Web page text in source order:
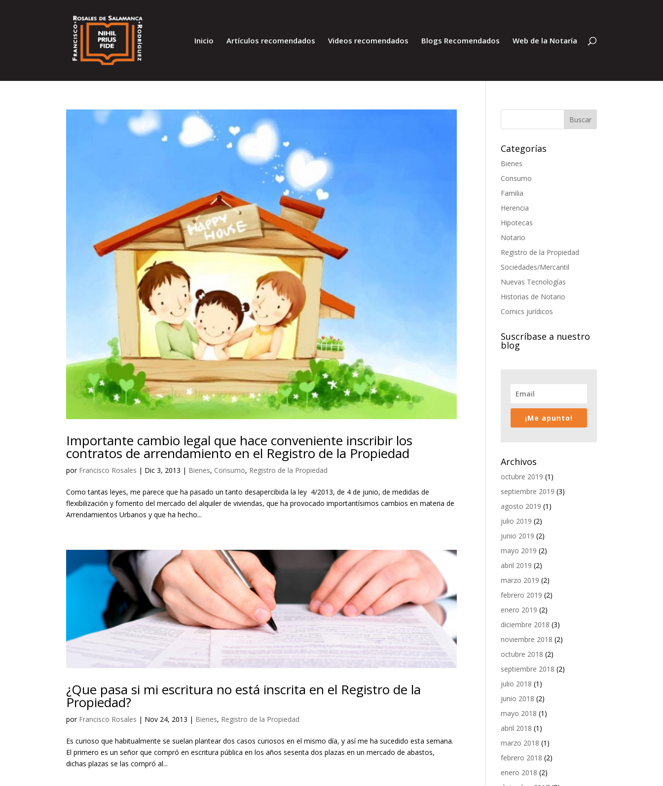
Inicio Artículos recomendados Videos recomendados Blogs Recomendados Web de la Notaría
Importante cambio legal que hace conveniente inscribir los
contratos de arrendamiento en el Registro de la Propiedad
por Francisco Rosales | Dic 3, 2013 | Bienes, Consumo, Registro de la Propiedad
Como tantas leyes, me parece que ha pasado un tanto desapercibida la ley 4/2013, de 4 de junio, de medidas de
flexibilización y fomento del mercado del alquiler de viviendas, que ha provocado importantísimos cambios en materia de
Arrendamientos Urbanos y que ha hecho...
¿Que pasa si mi escritura no está inscrita en el Registro de la
Propiedad?
por Francisco Rosales | Nov 24, 2013 | Bienes, Registro de la Propiedad
Es curioso que habitualmente se suelan plantear dos casos curiosos en el mismo día, y así me ha sucedido esta semana.
El primero es un señor que compró en escritura pública en los años sesenta dos plazas en un mercado de abastos,
dichas plazas se las compró al...
Categorías
Bienes
Consumo
Familia
Herencia
Hipotecas
Notario
Registro de la Propiedad
Sociedades/Mercantil
Nuevas Tecnologías
Historias de Notario
Comics jurídicos
Suscríbase a nuestro
blog
¡Me apunto!
Archivos
octubre 2019 (1)
septiembre 2019 (3)
agosto 2019 (1)
julio 2019 (2)
junio 2019 (2)
mayo 2019 (2)
abril 2019 (2)
marzo 2019 (2)
febrero 2019 (2)
enero 2019 (2)
diciembre 2018 (3)
noviembre 2018 (2)
octubre 2018 (2)
septiembre 2018 (2)
julio 2018 (1)
junio 2018 (2)
mayo 2018 (1)
abril 2018 (1)
marzo 2018 (1)
febrero 2018 (2)
enero 2018 (2)